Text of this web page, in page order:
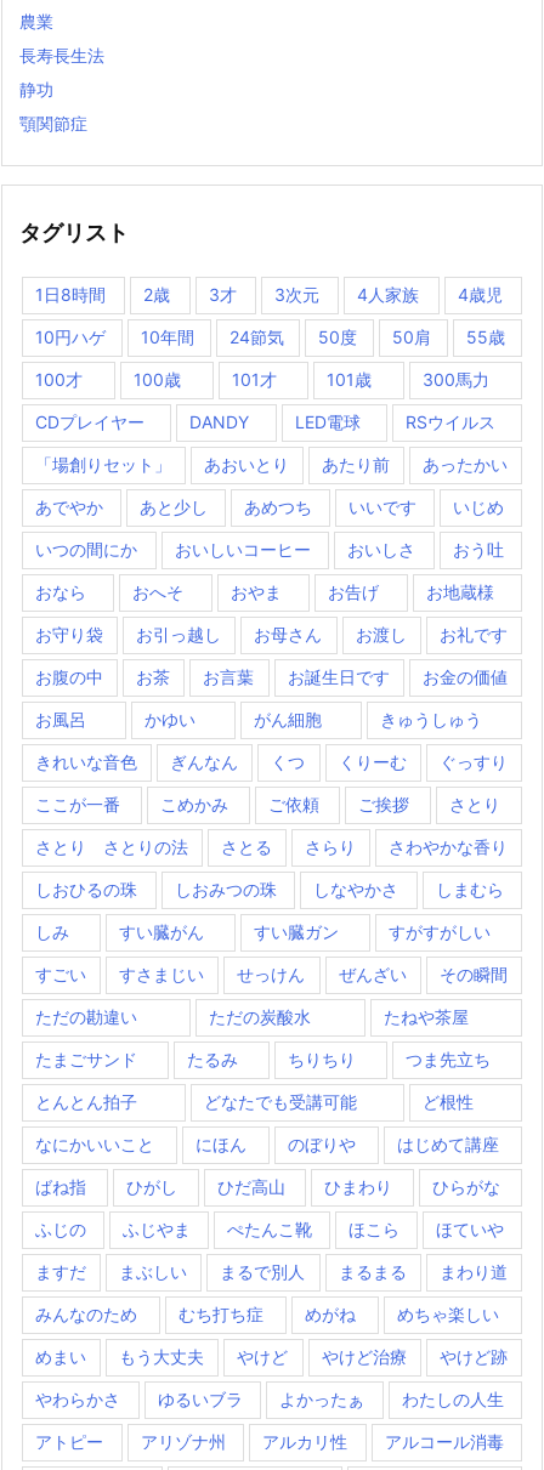
農業
長寿長生法
静功
顎関節症
タグリスト
1日8時間 2歳 3才 3次元 4人家族 4歳児
10円ハゲ 10年間 24節気 50度 50肩 55歳
100才 100歳 101才 101歳 300馬力
CDプレイヤー DANDY LED電球 RSウイルス
「場創りセット」 あおいとり あたり前 あったかい
あでやか あと少し あめつち いいです いじめ
いつの間にか おいしいコーヒー おいしさ おう吐
おなら おへそ おやま お告げ お地蔵様
お守り袋 お引っ越し お母さん お渡し お礼です
お腹の中 お茶 お言葉 お誕生日です お金の価値
お風呂 かゆい がん細胞 きゅうしゅう
きれいな音色 ぎんなん くつ くりーむ ぐっすり
ここが一番 こめかみ ご依頼 ご挨拶 さとり
さとり さとりの法 さとる さらり さわやかな香り
しおひるの珠 しおみつの珠 しなやかさ しまむら
しみ すい臓がん すい臓ガン すがすがしい
すごい すさまじい せっけん ぜんざい その瞬間
ただの勘違い ただの炭酸水 たねや茶屋
たまごサンド たるみ ちりちり つま先立ち
とんとん拍子 どなたでも受講可能 ど根性
なにかいいこと にほん のぼりや はじめて講座
ばね指 ひがし ひだ高山 ひまわり ひらがな
ふじの ふじやま ぺたんこ靴 ほこら ほていや
ますだ まぶしい まるで別人 まるまる まわり道
みんなのため むち打ち症 めがね めちゃ楽しい
めまい もう大丈夫 やけど やけど治療 やけど跡
やわらかさ ゆるいブラ よかったぁ わたしの人生
アトピー アリゾナ州 アルカリ性 アルコール消毒